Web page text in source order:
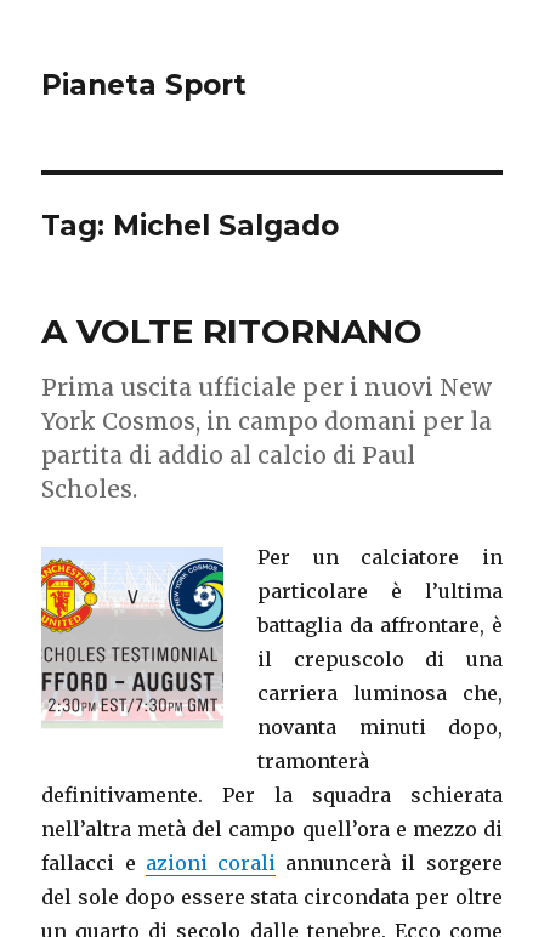
Pianeta Sport
Tag: Michel Salgado
A VOLTE RITORNANO
Prima uscita ufficiale per i nuovi New
York Cosmos, in campo domani per la
partita di addio al calcio di Paul
Scholes.
Per un calciatore in
particolare è l’ultima
battaglia da affrontare, è
il crepuscolo di una
carriera luminosa che,
novanta minuti dopo,
tramonterà
definitivamente. Per la squadra schierata
nell’altra metà del campo quell’ora e mezzo di
fallacci e azioni corali annuncerà il sorgere
del sole dopo essere stata circondata per oltre
un quarto di secolo dalle tenebre. Ecco come